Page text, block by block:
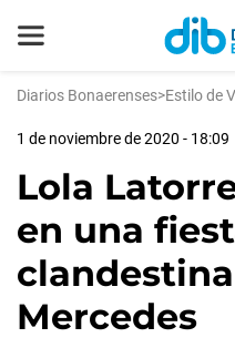
Diarios Bonaerenses>Estilo de
1 de noviembre de 2020 - 18:09
Lola
en una
Mercedes